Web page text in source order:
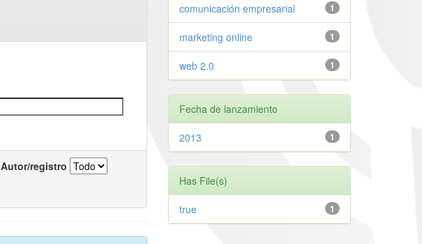
Autor/registro
1
comunicación empresarial
1
marketing online
1
web 2.0
Fecha de lanzamiento
1
2013
Has File(s)
1
true